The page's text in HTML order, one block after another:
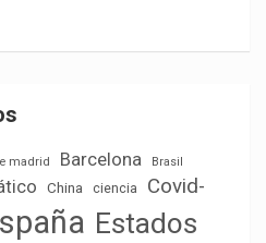
madrid Barcelona
Brasil
China ciencia
Covid-
Estados